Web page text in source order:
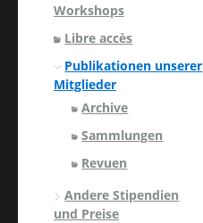
Workshops
Libre accès
Publikationen unserer
Mitglieder
Archive
Sammlungen
Revuen
Andere Stipendien
und Preise